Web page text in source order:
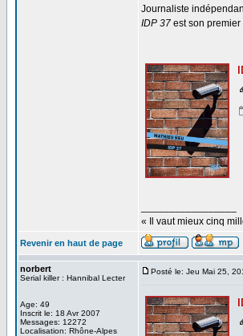
Journaliste
IDP 37 est son premier
« Il vaut mieux cinq
Revenir en haut de page
norbert
Serial killer : Hannibal Lecter
Age: 49
Inscrit le: 18 Avr 2007
Messages: 12272
Localisation: Rhône-Alpes
Posté le: Jeu Mai 25,